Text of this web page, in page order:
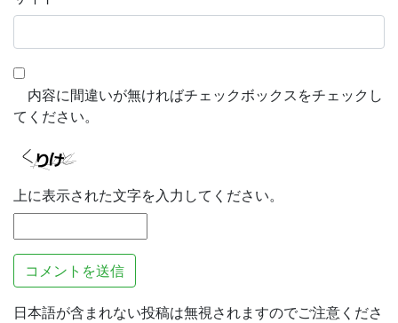
内容に間違いが無ければチェックボックスをチェックし
てください。
上に表示された文字を入力してください。
日本語が含まれない投稿は無視されますのでご注意くださ